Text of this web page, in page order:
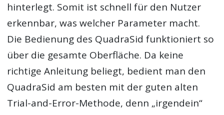
hinterlegt. Somit ist schnell für den Nutzer
erkennbar, was welcher Parameter macht.
Die Bedienung des QuadraSid funktioniert so
über die gesamte Oberfläche. Da keine
richtige Anleitung beliegt, bedient man den
QuadraSid am besten mit der guten alten
Trial-and-Error-Methode, denn „irgendein“